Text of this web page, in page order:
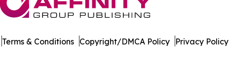
Terms & Conditions Copyright/DMCA Policy Privacy Policy